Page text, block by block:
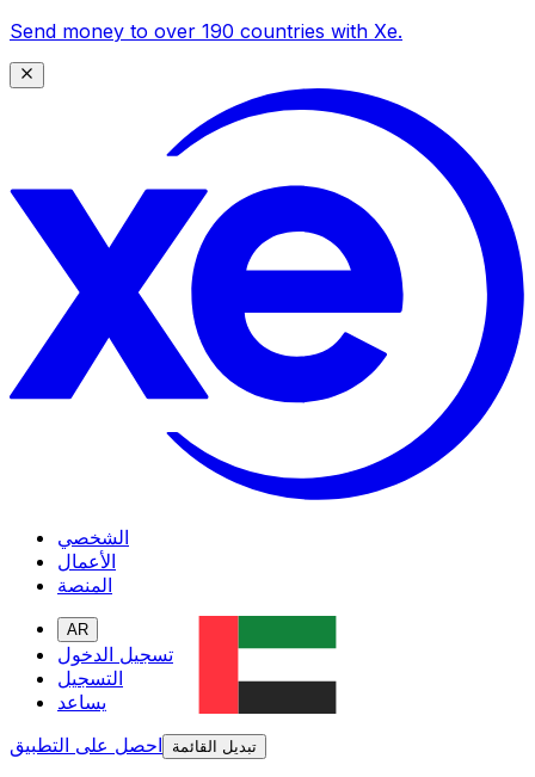
Send money to over 190 countries with Xe.
الشخصي
الأعمال
المنصة
AR
تسجيل الدخول
التسجيل
يساعد
احصل على التطبيق
تبديل القائمة